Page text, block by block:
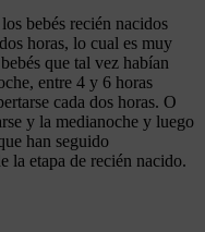
bebés recién nacidos
horas, lo cual es muy
que tal vez habían
entre 4 y 6 horas
cada dos horas. O
y la medianoche y luego
han seguido
la etapa de recién nacido.